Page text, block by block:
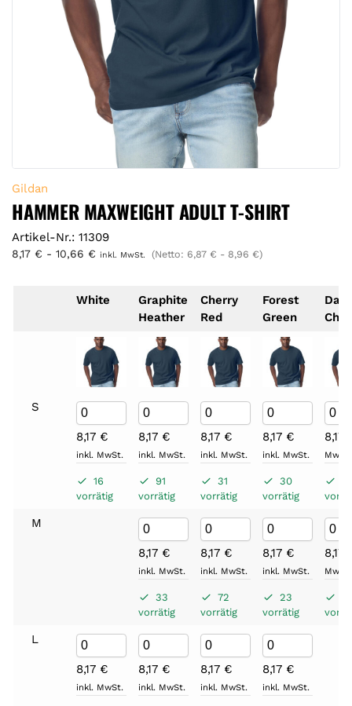
Gildan
HAMMER MAXWEIGHT ADULT T-SHIRT
Artikel-Nr.: 11309
8,17 € - 10,66 € inkl. MwSt. (Netto: 6,87 € - 8,96 €)
White
Graphite
Heather
Cherry
Red
Forest
Green
Dark
S
8,17 €
inkl. MwSt.
16
vorrätig
8,17 €
inkl. MwSt.
91
vorrätig
8,17 €
inkl. MwSt.
31
vorrätig
8,17 €
inkl. MwSt.
30
vorrätig
8,17
MwSt.
M
8,17 €
inkl. MwSt.
33
vorrätig
8,17 €
inkl. MwSt.
72
vorrätig
8,17 €
inkl. MwSt.
23
vorrätig
8,17
MwSt.
L
8,17 €
inkl. MwSt.
8,17 €
inkl. MwSt.
8,17 €
inkl. MwSt.
8,17 €
inkl. MwSt.